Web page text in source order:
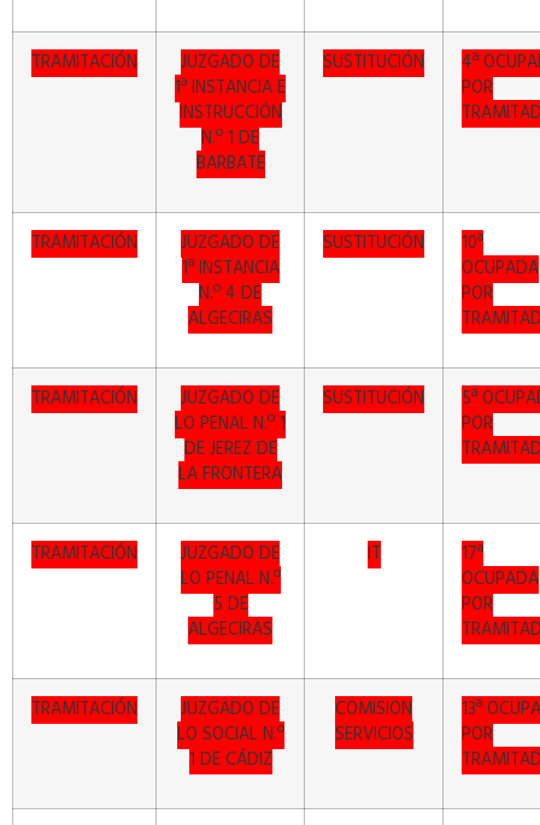
TRAMITACIÓN
JUZGADO DE
1ª INSTANCIA E
INSTRUCCIÓN
N.º 1 DE
BARBATE
SUSTITUCIÓN
4ª
POR
TRAMITACIÓN
JUZGADO DE
1ª INSTANCIA
N.º 4 DE
ALGECIRAS
SUSTITUCIÓN
10ª
OCUPADA
POR
TRAMITACIÓN
JUZGADO DE
LO PENAL N.º 1
DE JEREZ DE
LA FRONTERA
SUSTITUCIÓN
5ª
POR
TRAMITACIÓN
JUZGADO DE
LO PENAL N.º
5 DE
ALGECIRAS
IT
17ª
OCUPADA
POR
TRAMITACIÓN
JUZGADO DE
LO SOCIAL N.º
1 DE CÁDIZ
COMISION
SERVICIOS
13ª
POR